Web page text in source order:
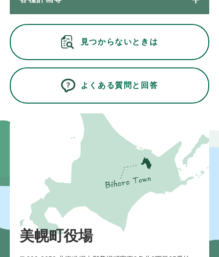
見つからないときは
よくある質問と回答
美幌町役場